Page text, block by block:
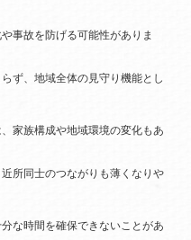
事故を防げる可能性がありま
ず、地域全体の見守り機能とし
家族構成や地域環境の変化もあ
所同士のつながりも薄くなりや
な時間を確保できないことがあ